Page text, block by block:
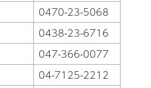
0470-23-5068
0438-23-6716
047-366-0077
04-7125-2212